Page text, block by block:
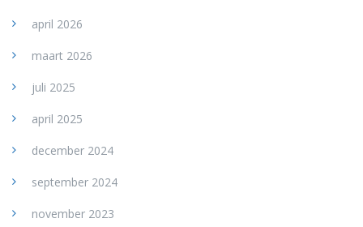
april 2026
maart 2026
juli 2025
april 2025
december 2024
september 2024
november 2023